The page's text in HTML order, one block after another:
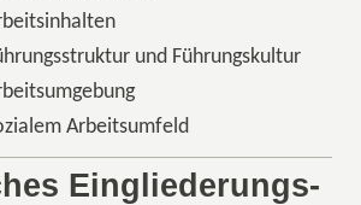
und Führungskultur
Arbeitsumfeld
Eingliederungs-